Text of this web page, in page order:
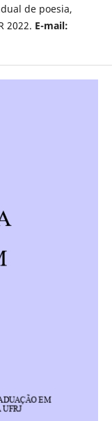
de poesia,
2022. E-mail: